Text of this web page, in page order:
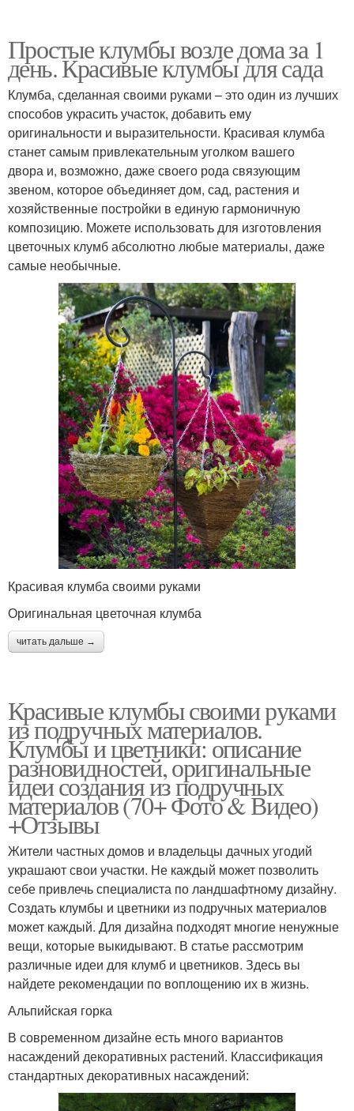
Простые клумбы возле дома за 1
день. Красивые клумбы для сада
Клумба, сделанная своими руками – это один из лучших
способов украсить участок, добавить ему
оригинальности и выразительности. Красивая клумба
станет самым привлекательным уголком вашего
двора и, возможно, даже своего рода связующим
звеном, которое объединяет дом, сад, растения и
хозяйственные постройки в единую гармоничную
композицию. Можете использовать для изготовления
цветочных клумб абсолютно любые материалы, даже
самые необычные.
Красивая клумба своими руками
Оригинальная цветочная клумба
читать дальше →
Красивые клумбы своими руками
из подручных материалов.
Клумбы и цветники: описание
разновидностей, оригинальные
идеи создания из подручных
материалов (70+ Фото & Видео)
+Отзывы
Жители частных домов и владельцы дачных угодий
украшают свои участки. Не каждый может позволить
себе привлечь специалиста по ландшафтному дизайну.
Создать клумбы и цветники из подручных материалов
может каждый. Для дизайна подходят многие ненужные
вещи, которые выкидывают. В статье рассмотрим
различные идеи для клумб и цветников. Здесь вы
найдете рекомендации по воплощению их в жизнь.
Альпийская горка
В современном дизайне есть много вариантов
насаждений декоративных растений. Классификация
стандартных декоративных насаждений: